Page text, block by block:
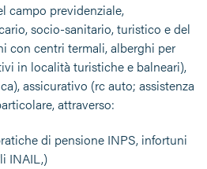
campo previdenziale,
socio-sanitario, turistico e del
con centri termali, alberghi per
in località turistiche e balneari),
assicurativo (rc auto; assistenza
attraverso:
di pensione INPS, infortuni
INAIL,)